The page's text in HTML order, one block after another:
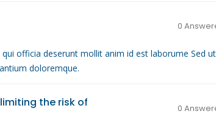
0
officia deserunt mollit anim id est laborume Sed ut
doloremque.
the risk of
0